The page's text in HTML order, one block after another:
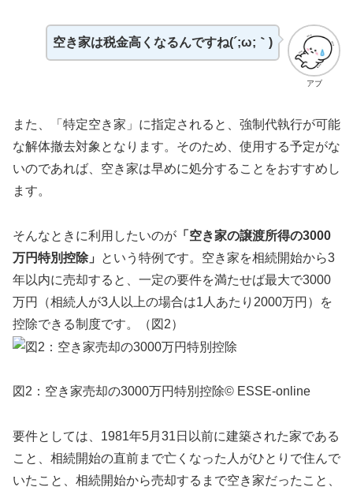
アブ
空き家は税金高くなるんですね(´;ω;｀)
また、「特定空き家」に指定されると、強制代執行が可能
な解体撤去対象となります。そのため、使用する予定がな
いのであれば、空き家は早めに処分することをおすすめし
ます。
そんなときに利用したいのが 「空き家の譲渡所得の3000
万円特別控除」
という特例です。空き家を相続開始から3
年以内に売却すると、一定の要件を満たせば最大で3000
万円（相続人が3人以上の場合は1人あたり2000万円）を
控除できる制度です。（図2）
図2：空き家売却の3000万円特別控除© ESSE-online
要件としては、1981年5月31日以前に建築された家である
こと、相続開始の直前まで亡くなった人がひとりで住んで
いたこと、相続開始から売却するまで空き家だったこと、